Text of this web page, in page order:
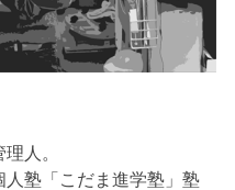
人。
塾「こだま進学塾」塾